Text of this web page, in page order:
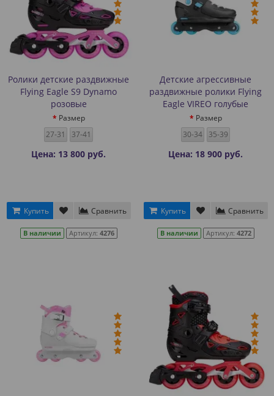
Ролики детские раздвижные
Flying Eagle S9 Dynamo
розовые
Размер
27-31
37-41
Цена: 13 800 руб.
Купить Сравнить
В наличии Артикул: 4276
Детские агрессивные
раздвижные ролики Flying
Eagle VIREO голубые
Размер
30-34
35-39
Цена: 18 900 руб.
Купить Сравнить
В наличии Артикул: 4272